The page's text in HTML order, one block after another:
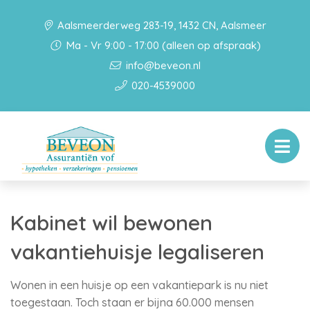
Aalsmeerderweg 283-19, 1432 CN, Aalsmeer
Ma - Vr 9:00 - 17:00 (alleen op afspraak)
info@beveon.nl
020-4539000
Kabinet wil bewonen
vakantiehuisje legaliseren
Wonen in een huisje op een vakantiepark is nu niet
toegestaan. Toch staan er bijna 60.000 mensen